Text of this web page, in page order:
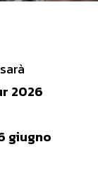
sarà
2026
giugno